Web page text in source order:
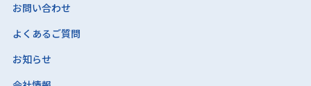
お問い合わせ
よくあるご質問
お知らせ